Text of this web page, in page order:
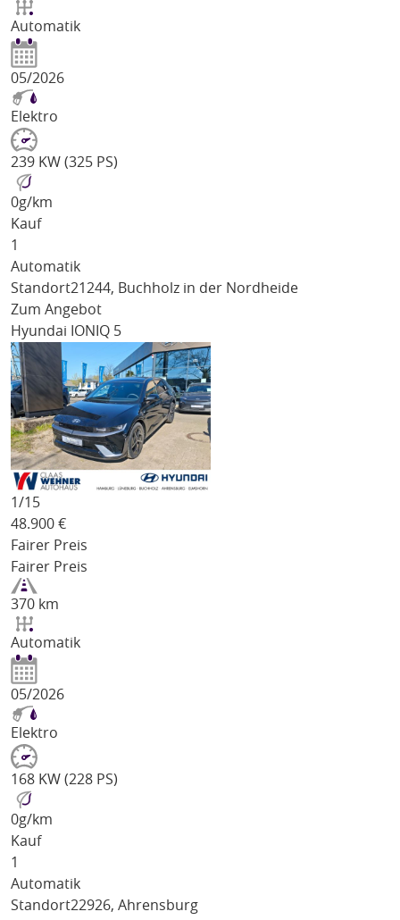
Automatik
05/2026
Elektro
239 KW (325 PS)
0g/km
Kauf
1
Automatik
Standort21244, Buchholz in der Nordheide
Zum Angebot
Hyundai IONIQ 5
1/15
48.900 €
Fairer Preis
Fairer Preis
370 km
Automatik
05/2026
Elektro
168 KW (228 PS)
0g/km
Kauf
1
Automatik
Standort22926, Ahrensburg